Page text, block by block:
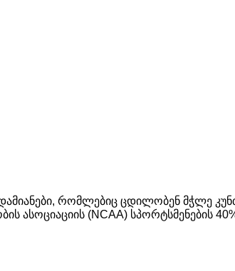
რომლებიც ცდილობენ მჭლე
ასოციაციის (NCAA) სპორტსმენების